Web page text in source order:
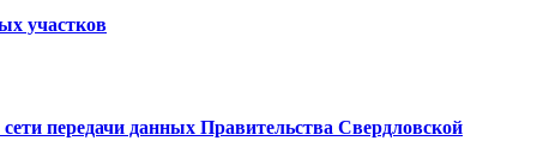
участков
передачи данных Правительства Свердловской